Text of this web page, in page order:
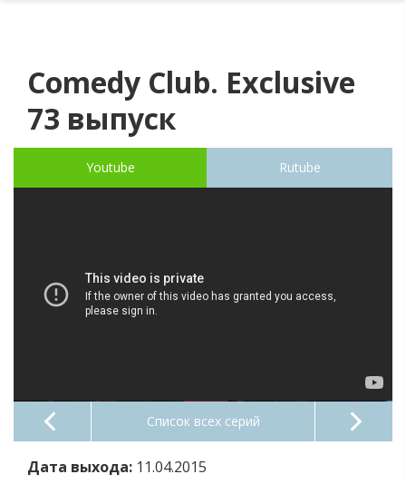
Comedy Club. Exclusive
73 выпуск
Youtube Rutube
Список всех серий
Дата выхода: 11.04.2015